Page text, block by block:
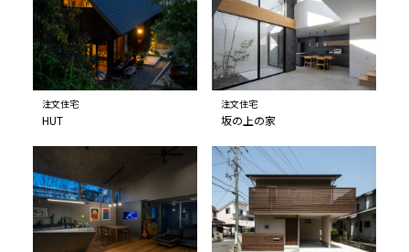
注文住宅
HUT
注文住宅
坂の上の家